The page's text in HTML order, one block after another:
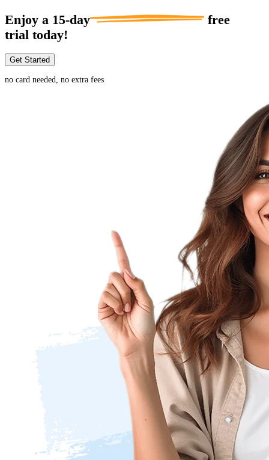
Enjoy a 15-day
free
trial today!
Get Started
no card needed, no extra fees